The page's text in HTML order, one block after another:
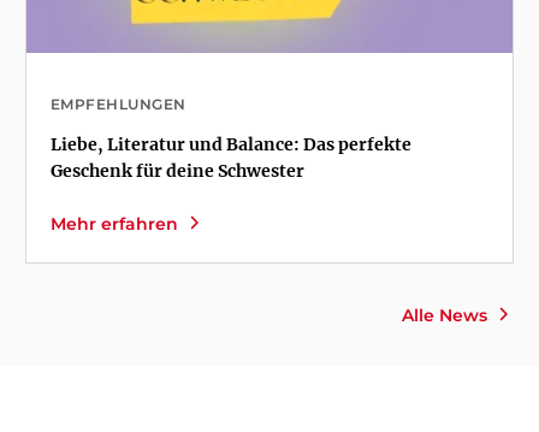
Alle News
EMPFEHLUNGEN
Liebe, Literatur und Balance: Das perfekte
Geschenk für deine Schwester
Mehr erfahren